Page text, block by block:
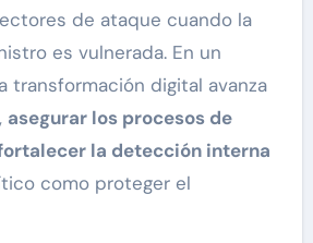
de ataque cuando la
es vulnerada. En un
transformación digital avanza
asegurar los procesos de
la detección interna
como proteger el